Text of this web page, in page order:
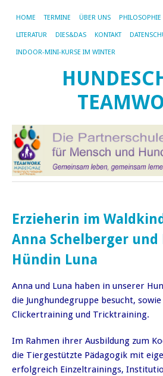
HOME TERMINE ÜBER UNS PHILOSOPHIE
LITERATUR DIES&DAS KONTAKT
INDOOR-MINI-KURSE IM WINTER
Erzieherin im
Anna Schelberger und
Hündin Luna
Anna und Luna haben in unserer
die Junghundegruppe besucht,
Clickertraining und Tricktraining.
Im Rahmen ihrer Ausbildung zum
die Tiergestützte Pädagogik mit
erfolgreich Einzeltrainings,